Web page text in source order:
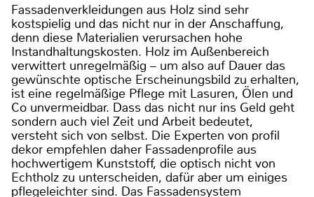
Fassadenverkleidungen aus Holz sind sehr
kostspielig und das nicht nur in der Anschaffung,
denn diese Materialien verursachen hohe
Instandhaltungskosten. Holz im Außenbereich
verwittert unregelmäßig – um also auf Dauer das
gewünschte optische Erscheinungsbild zu erhalten,
ist eine regelmäßige Pflege mit Lasuren, Ölen und
Co unvermeidbar. Dass das nicht nur ins Geld geht
sondern auch viel Zeit und Arbeit bedeutet,
versteht sich von selbst. Die Experten von profil
dekor empfehlen daher Fassadenprofile aus
hochwertigem Kunststoff, die optisch nicht von
Echtholz zu unterscheiden, dafür aber um einiges
pflegeleichter sind. Das Fassadensystem